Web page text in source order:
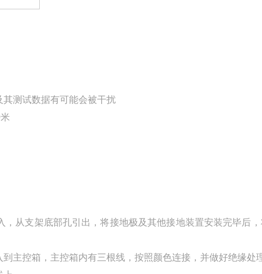
测试数据有可能会被干扰
从支架底部孔引出，将接地极及其他接地装置安装完毕后
主控箱，主控箱内有三根线，按照颜色连接，并做好绝缘处